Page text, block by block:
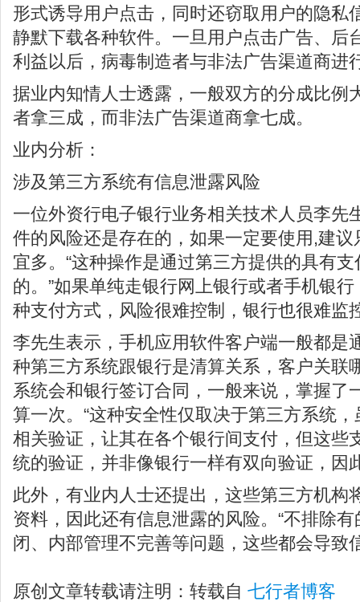
形式诱导用户点击，同时还窃取用户的隐私
静默下载各种软件。一旦用户点击广告、后
利益以后，病毒制造者与非法广告渠道商进
据业内知情人士透露，一般双方的分成比例
者拿三成，而非法广告渠道商拿七成。
业内分析：
涉及第三方系统有信息泄露风险
一位外资行电子银行业务相关技术人员李先
件的风险还是存在的，如果一定要使用,建
宜多。“这种操作是通过第三方提供的具有
的。”如果单纯走银行网上银行或者手机银
种支付方式，风险很难控制，银行也很难监
李先生表示，手机应用软件客户端一般都是
种第三方系统跟银行是清算关系，客户关联
系统会和银行签订合同，一般来说，掌握了
算一次。“这种安全性仅取决于第三方系统
相关验证，让其在各个银行间支付，但这些
统的验证，并非像银行一样有双向验证，因
此外，有业内人士还提出，这些第三方机构
资料，因此还有信息泄露的风险。“不排除
闭、内部管理不完善等问题，这些都会导致
原创文章转载请注明：转载自 七行者博客